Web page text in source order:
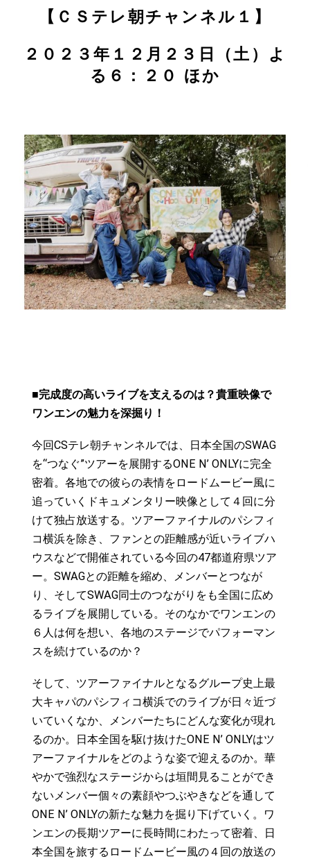
【ＣＳテレ朝チャンネル１】
２０２３年１２月２３日（土）よ
る６：２０ ほか
■完成度の高いライブを支えるのは？貴重映像で
ワンエンの魅力を深掘り！
今回CSテレ朝チャンネルでは、日本全国のSWAG
を“つなぐ”ツアーを展開するONE N’ ONLYに完全
密着。各地での彼らの表情をロードムービー風に
追っていくドキュメンタリー映像として４回に分
けて独占放送する。ツアーファイナルのパシフィ
コ横浜を除き、ファンとの距離感が近いライブハ
ウスなどで開催されている今回の47都道府県ツア
ー。SWAGとの距離を縮め、メンバーとつなが
り、そしてSWAG同士のつながりをも全国に広め
るライブを展開している。そのなかでワンエンの
６人は何を想い、各地のステージでパフォーマン
スを続けているのか？
そして、ツアーファイナルとなるグループ史上最
大キャパのパシフィコ横浜でのライブが日々近づ
いていくなか、メンバーたちにどんな変化が現れ
るのか。日本全国を駆け抜けたONE N’ ONLYはツ
アーファイナルをどのような姿で迎えるのか。華
やかで強烈なステージからは垣間見ることができ
ないメンバー個々の素顔やつぶやきなどを通して
ONE N’ ONLYの新たな魅力を掘り下げていく。ワ
ンエンの長期ツアーに長時間にわたって密着、日
本全国を旅するロードムービー風の４回の放送の